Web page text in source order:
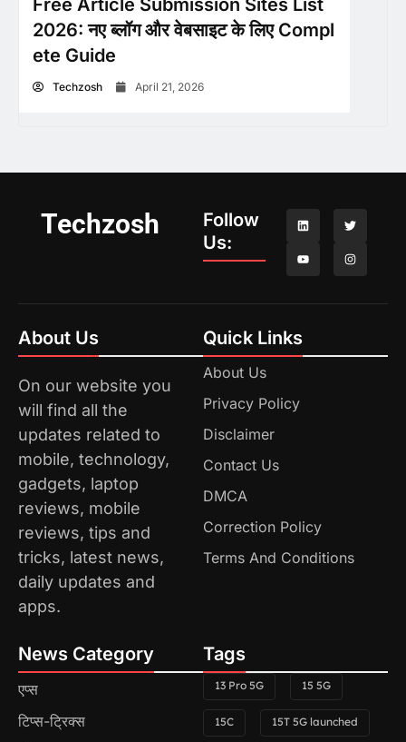
2026: नए ब्लॉग और वेबसाइट के लिए Compl
ete Guide
Techzosh April 21, 2026
Techzosh
Follow
Us:
About Us
On our website you
will find all the
updates related to
mobile, technology,
gadgets, laptop
reviews, mobile
reviews, tips and
tricks, latest news,
daily updates and
apps.
Quick Links
About Us
Privacy Policy
Disclaimer
Contact Us
DMCA
Correction Policy
Terms And Conditions
News Category
एप्स
टिप्स-ट्रिक्स
Tags
13 Pro 5G 15 5G
15C 15T 5G launched